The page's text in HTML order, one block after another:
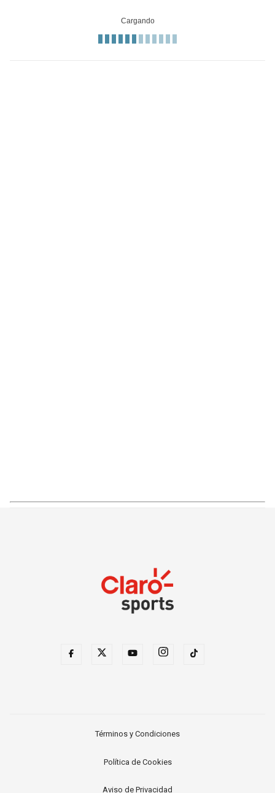
Términos y Condiciones
Política de Cookies
Aviso de Privacidad